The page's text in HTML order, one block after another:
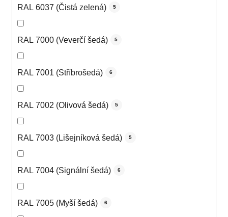
RAL 6037 (Čistá zelená) 5
RAL 7000 (Veverčí šedá) 5
RAL 7001 (Stříbrošedá) 6
RAL 7002 (Olivová šedá) 5
RAL 7003 (Lišejníková šedá) 5
RAL 7004 (Signální šedá) 6
RAL 7005 (Myší šedá) 6